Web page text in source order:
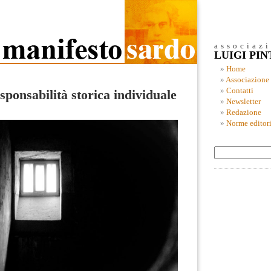
storica individuale
LUIGI
Home
Associazione
Contatti
Newsletter
Redazione
Norme